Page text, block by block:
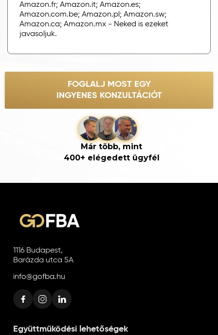
Amazon.fr; Amazon.it; Amazon.es;
Amazon.com.be; Amazon.pl; Amazon.sw;
Amazon.ca; Amazon.mx - Neked is ezeket
javasoljuk.
FOGLALJ MOST EGY
INGYENES KONZULTÁCIÓT
Már több, mint
400+ elégedett ügyfél
1116 Budapest,
Barázda utca 5A
info@gofba.hu
Együttműködési lehetőségek